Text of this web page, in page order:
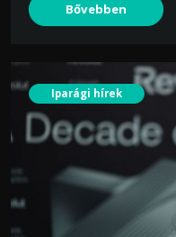
Bővebben
Iparági hírek